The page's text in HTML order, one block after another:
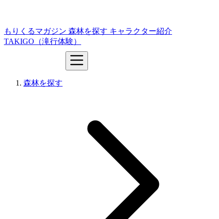
もりくるマガジン 森林を探す キャラクター紹介
TAKIGO（滝行体験）
森林を探す